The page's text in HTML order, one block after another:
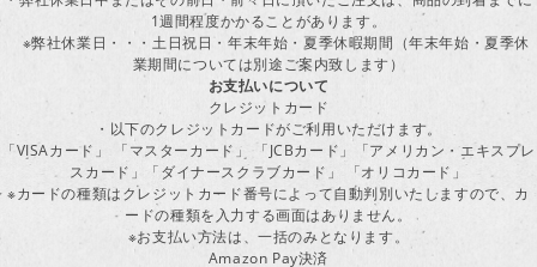
1週間程度かかることがあります。
※弊社休業日・・・土日祝日・年末年始・夏季休暇期間（年末年始・夏季休
業期間については別途ご案内致します）
お支払いについて
クレジットカード
・以下のクレジットカードがご利用いただけます。
「VISAカード」 「マスターカード」 「JCBカード」「アメリカン・エキスプレ
スカード」「ダイナースクラブカード」 「オリコカード」
※カードの種類はクレジットカード番号によって自動判別いたしますので、カ
ードの種類を入力する画面はありません。
※お支払い方法は、一括のみとなります。
Amazon Pay決済